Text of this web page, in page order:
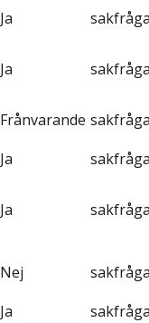
Ja
Ja
Frånvarande
Ja
Ja
Nej
Ja